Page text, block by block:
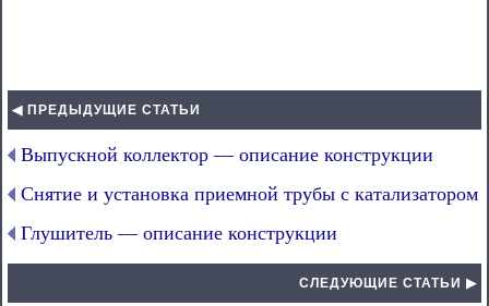
◀ ПРЕДЫДУЩИЕ СТАТЬИ
Выпускной коллектор — описание конструкции
Снятие и установка приемной трубы с катализатором
Глушитель — описание конструкции
СЛЕДУЮЩИЕ СТАТЬИ ▶